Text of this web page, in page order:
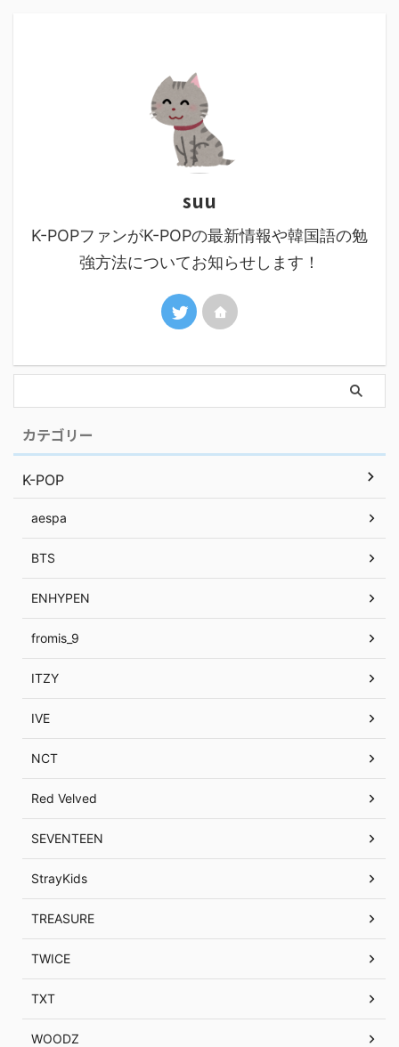
suu
K-POPファンがK-POPの最新情報や韓国語の勉
強方法についてお知らせします！
カテゴリー
K-POP
aespa
BTS
ENHYPEN
fromis_9
ITZY
IVE
NCT
Red Velved
SEVENTEEN
StrayKids
TREASURE
TWICE
TXT
WOODZ